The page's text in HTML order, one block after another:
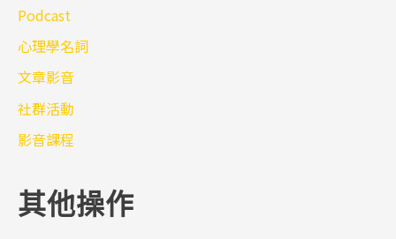
Podcast
心理學名詞
文章影音
社群活動
影音課程
其他操作